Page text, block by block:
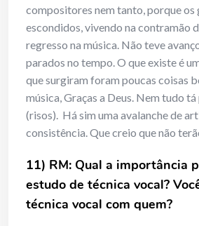
compositores nem tanto, porque os
escondidos, vivendo na contramão
regresso na música. Não teve
parados no tempo. O que existe é
que surgiram foram poucas coisas
música, Graças a Deus. Nem tudo
(risos). Há sim uma avalanche de
consistência. Que creio que não
11) RM: Qual a importância
estudo de técnica vocal?
técnica vocal com quem?